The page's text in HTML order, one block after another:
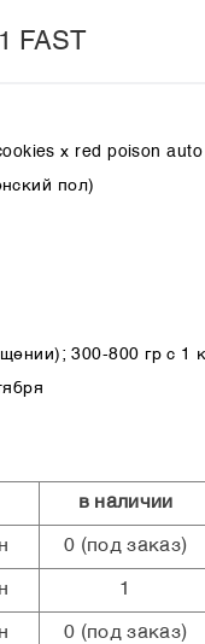
FAST
x red poison auto
пол)
300-800 гр с 1
в наличии
0 (под заказ)
1
0 (под заказ)